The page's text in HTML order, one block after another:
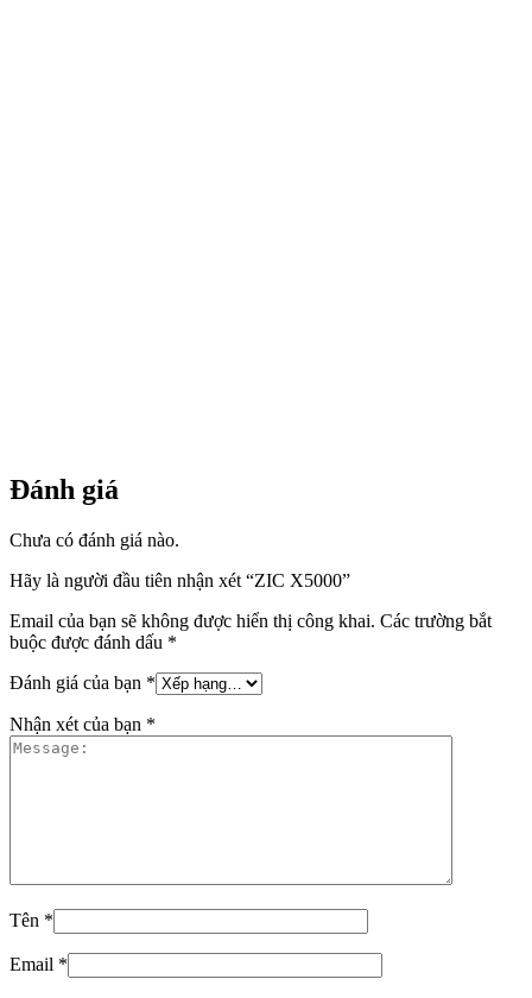
Đánh giá
Chưa có đánh giá nào.
Hãy là người đầu tiên nhận xét “ZIC X5000”
Email của bạn sẽ không được hiển thị công khai. Các trường bắt
buộc được đánh dấu *
Đánh giá của bạn *
Nhận xét của bạn *
Tên *
Email *